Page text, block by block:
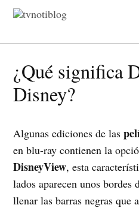
Saltar
contenido
¿Qué significa
Disney?
Algunas ediciones de las
en blu-ray contienen la
DisneyView, esta
lados aparecen unos
llenar las barras negras que